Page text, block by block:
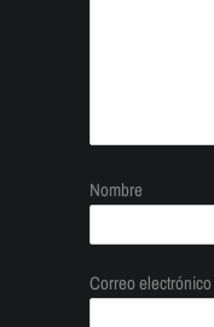
Nombre
Correo electrónico